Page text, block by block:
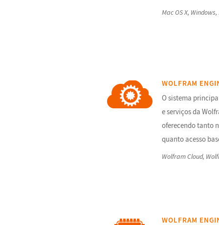
Mac OS X, Windows,
WOLFRAM
O sistema
e serviços da
oferecendo tanto
quanto acesso
Wolfram Cloud,
WOLFRAM